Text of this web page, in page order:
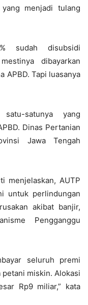
menjadi tulang
sudah disubsidi
dibayarkan
APBD. Tapi luasanya
satunya yang
Dinas Pertanian
Jawa Tengah
menjelaskan, AUTP
untuk perlindungan
akibat banjir,
Pengganggu
seluruh premi
miskin. Alokasi
Rp9 miliar,” kata